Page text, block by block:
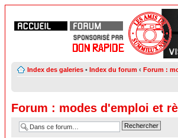
Index des galeries • Index du forum ‹ Forum :
Forum : modes d'emploi et